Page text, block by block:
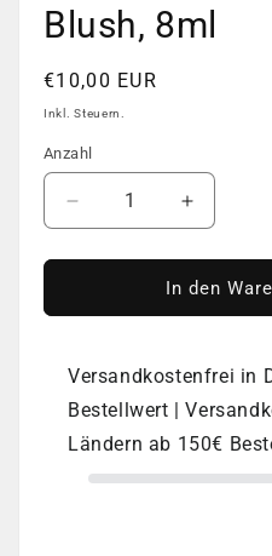
Blush, 8ml
Normaler
Preis
€10,00 EUR
Inkl. Steuern.
Anzahl
Anzahl
Verringere
die
Menge
PNB
Gel
Polish
Glamour
Cat,
Miss
Erhöhe
die
Menge
für
PNB
Gel
Polish
Glamour
Cat,
Miss
In den
Versandkostenfrei in
Bestellwert |
Ländern ab 150€